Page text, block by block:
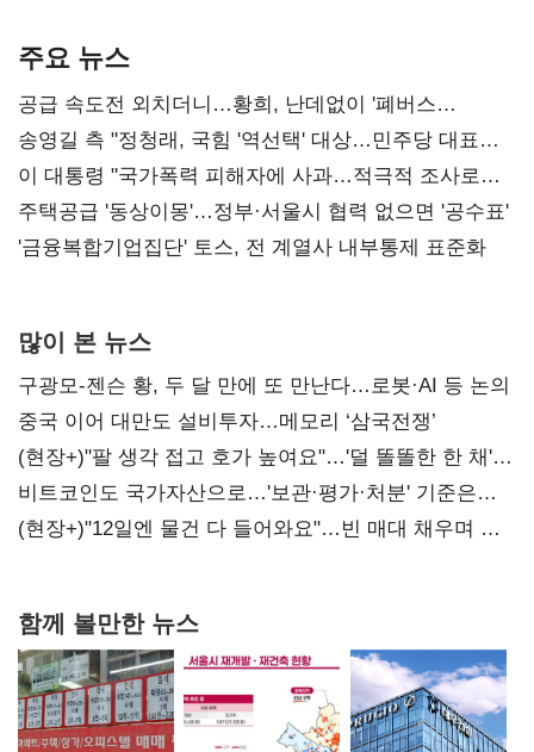
주요 뉴스
공급 속도전 외치더니…황희, 난데없이 '폐버스
리모델링' 제안
송영길 측 "정청래, 국힘 '역선택' 대상…민주당 대표로
총선 지휘 못해"
이 대통령 "국가폭력 피해자에 사과…적극적 조사로
진실 밝혀야"
주택공급 '동상이몽'…정부·서울시 협력 없으면 '공수표'
'금융복합기업집단' 토스, 전 계열사 내부통제 표준화
많이 본 뉴스
구광모-젠슨 황, 두 달 만에 또 만난다…로봇·AI 등 논의
중국 이어 대만도 설비투자…메모리 ‘삼국전쟁’
(현장+)"팔 생각 접고 호가 높여요"…'덜 똘똘한 한 채'
20억 키맞추기
비트코인도 국가자산으로…'보관·평가·처분' 기준은
숙제
(현장+)"12일엔 물건 다 들어와요"…빈 매대 채우며 문
함께 볼만한 뉴스